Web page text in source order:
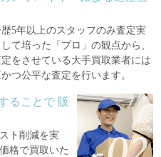
5年以上のスタッフのみ査定実
て培った「プロ」の観点から、
をさせている大手買取業者には
つ公平な査定を行います。
ることで 販
ト削減を実
格で買取いた